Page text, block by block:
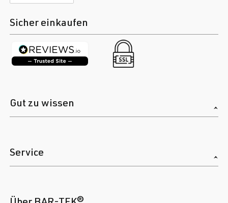
Sicher einkaufen
Gut zu wissen
Service